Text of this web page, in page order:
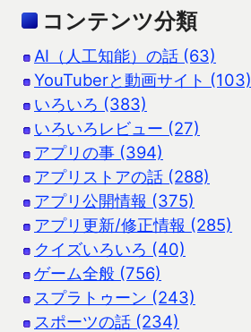
コンテンツ分類
AI（人工知能）の話 (63)
YouTuberと動画サイト (103)
いろいろ (383)
いろいろレビュー (27)
アプリの事 (394)
アプリストアの話 (288)
アプリ公開情報 (375)
アプリ更新/修正情報 (285)
クイズいろいろ (40)
ゲーム全般 (756)
スプラトゥーン (243)
スポーツの話 (234)